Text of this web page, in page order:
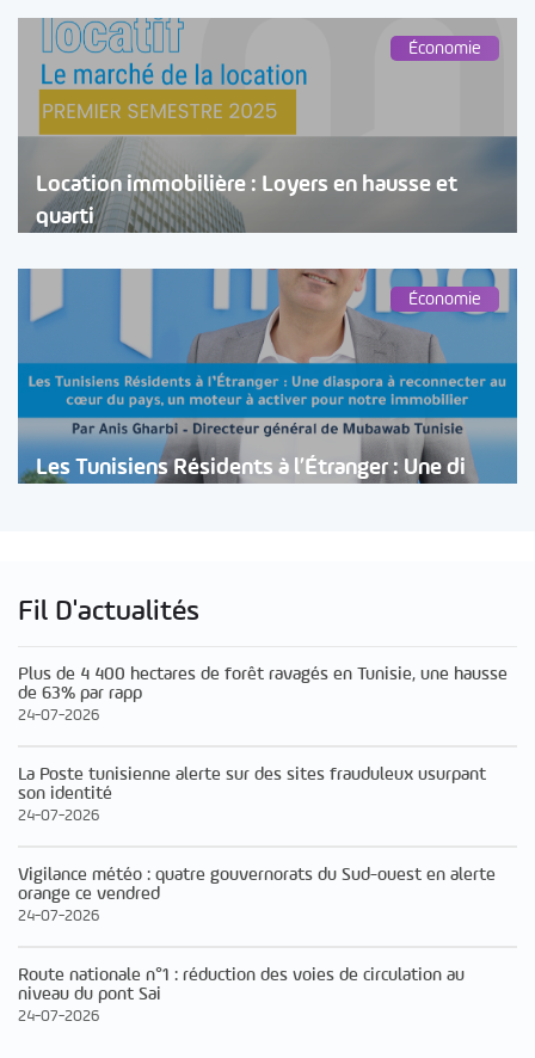
Économie
Location immobilière : Loyers en hausse et
quarti
Économie
Les Tunisiens Résidents à l’Étranger : Une di
Fil D'actualités
Plus de 4 400 hectares de forêt ravagés en Tunisie, une hausse
de 63% par rapp
24-07-2026
La Poste tunisienne alerte sur des sites frauduleux usurpant
son identité
24-07-2026
Vigilance météo : quatre gouvernorats du Sud-ouest en alerte
orange ce vendred
24-07-2026
Route nationale n°1 : réduction des voies de circulation au
niveau du pont Sai
24-07-2026